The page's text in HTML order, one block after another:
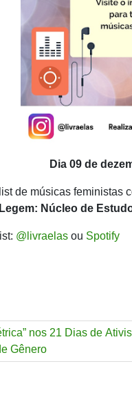
Dia 09 de
de músicas feministas
Núcleo de
@livraelas ou Spotify
nos 21 Dias de
Gênero